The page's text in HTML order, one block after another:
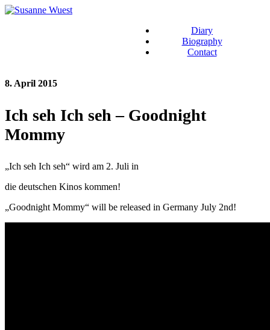
Diary
Biography
Contact
8. April 2015
Ich seh Ich seh – Goodnight
Mommy
„Ich seh Ich seh“ wird am 2. Juli in
die deutschen Kinos kommen!
„Goodnight Mommy“ will be released in Germany July 2nd!